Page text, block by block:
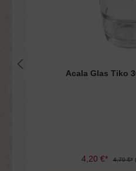
Acala Glas Tiko
4,20 €* 4,70 €*